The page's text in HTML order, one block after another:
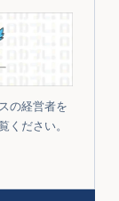
の経営者を
ください。